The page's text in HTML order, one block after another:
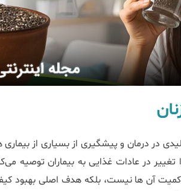
در درمان و پیشگیری از بسیاری از
در عادات غذایی به بیماران توصیه
کمیت آن‌ ها نیست، بلکه هدف اصلی بهبود